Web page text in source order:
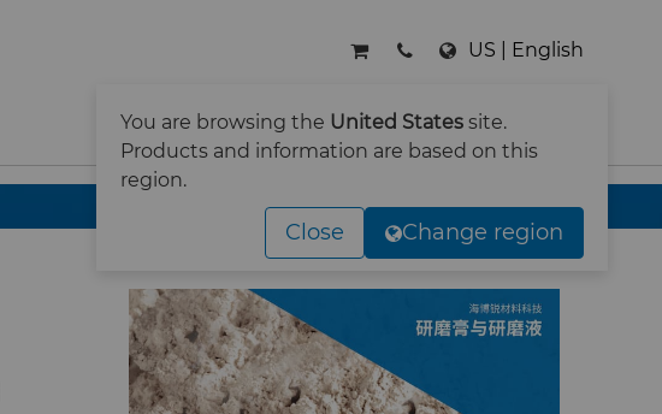
You are browsing the United States site.
Products and information are based on this
region.
Close Change region
US | English